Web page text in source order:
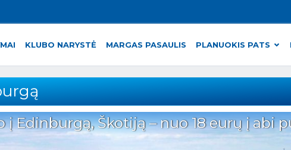
KLUBO NARYSTĖ MARGAS PASAULIS PLANUOKIS PATS
į Edinburgą, Škotiją – nuo 18 eurų į abi